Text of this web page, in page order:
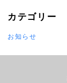
カテゴリー
お知らせ